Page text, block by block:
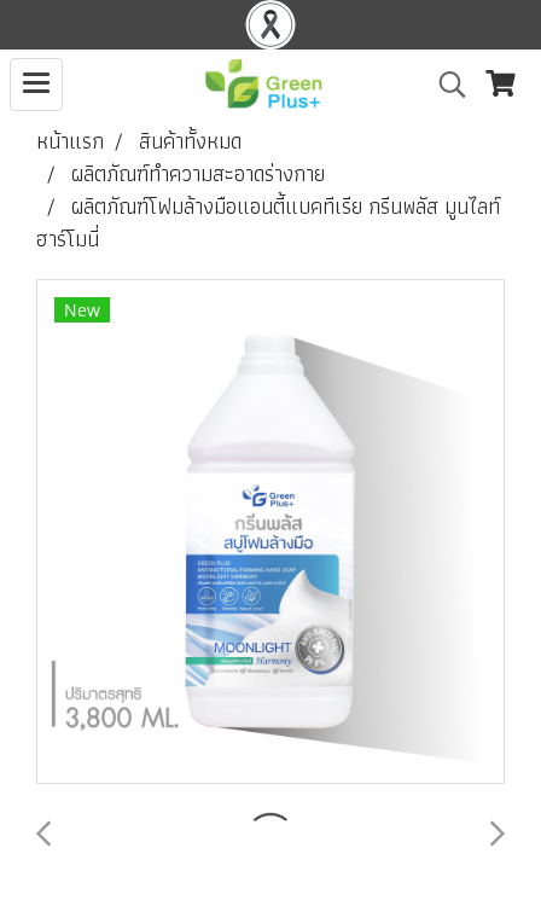
หน้าแรก
สินค้าทั้งหมด
ผลิตภัณฑ์ทำความสะอาดร่างกาย
ผลิตภัณฑ์โฟมล้างมือแอนตี้แบคทีเรีย กรีนพลัส มูนไลท์
ฮาร์โมนี่
New